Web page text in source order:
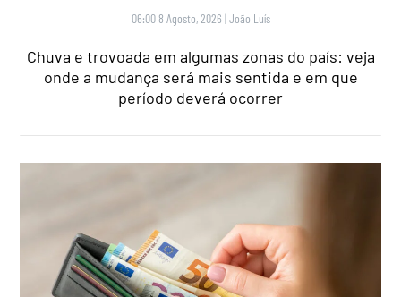
06:00 8 Agosto, 2026 |João Luís
Chuva e trovoada em algumas zonas do país: veja
onde a mudança será mais sentida e em que
período deverá ocorrer